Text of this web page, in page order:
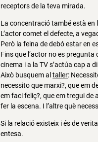
receptors de la teva mirada.
La concentració també està en
L’actor comet el defecte, a
Però la feina de debó estar en
Fins que l’actor no es pregunta
cinema i a la TV s’actúa cap a
Això busquem altaller:
necessito que marxi?, que em
em faci feliç?, que em tregui de
fer la escena. I l’altre què
Si la relació existeix i és de
entesa.